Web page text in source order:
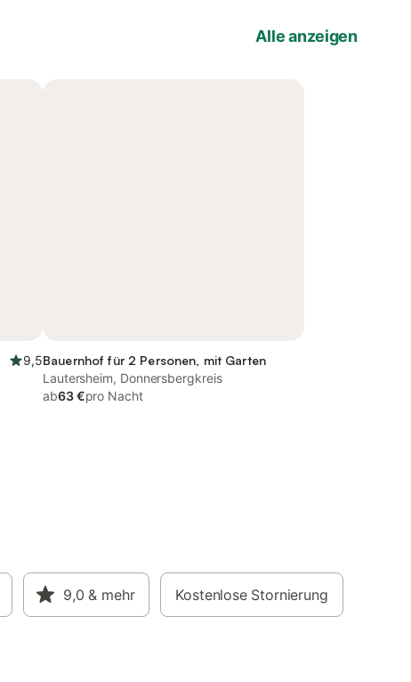
Alle anzeigen
9,5Bauernhof für 2 Personen, mit Garten
Lautersheim, Donnersbergkreis
ab63 €pro Nacht
9,0 & mehr Kostenlose Stornierung